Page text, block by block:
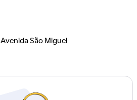
Avenida São Miguel